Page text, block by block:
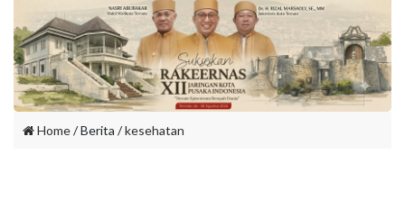
Home/ Berita /kesehatan